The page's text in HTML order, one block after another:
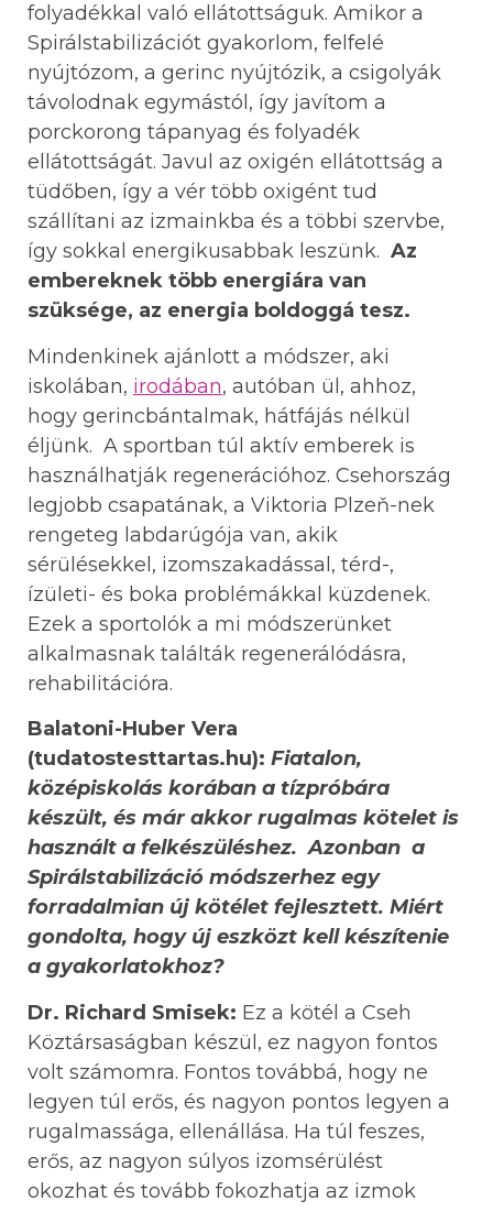
folyadékkal való ellátottságuk. Amikor a
Spirálstabilizációt gyakorlom, felfelé
nyújtózom, a gerinc nyújtózik, a csigolyák
távolodnak egymástól, így javítom a
porckorong tápanyag és folyadék
ellátottságát. Javul az oxigén ellátottság a
tüdőben, így a vér több oxigént tud
szállítani az izmainkba és a többi szervbe,
így sokkal energikusabbak leszünk. Az
embereknek több energiára van
szüksége, az energia boldoggá tesz.
Mindenkinek ajánlott a módszer, aki
iskolában, irodában, autóban ül, ahhoz,
hogy gerincbántalmak, hátfájás nélkül
éljünk. A sportban túl aktív emberek is
használhatják regenerációhoz. Csehország
legjobb csapatának, a Viktoria Plzeň-nek
rengeteg labdarúgója van, akik
sérülésekkel, izomszakadással, térd-,
ízületi- és boka problémákkal küzdenek.
Ezek a sportolók a mi módszerünket
alkalmasnak találták regenerálódásra,
rehabilitációra.
Balatoni-Huber Vera
(tudatostesttartas.hu): Fiatalon,
középiskolás korában a tízpróbára
készült, és már akkor rugalmas kötelet is
használt a felkészüléshez. Azonban a
Spirálstabilizáció módszerhez egy
forradalmian új kötélet fejlesztett. Miért
gondolta, hogy új eszközt kell készítenie
a gyakorlatokhoz?
Dr. Richard Smisek: Ez a kötél a Cseh
Köztársaságban készül, ez nagyon fontos
volt számomra. Fontos továbbá, hogy ne
legyen túl erős, és nagyon pontos legyen a
rugalmassága, ellenállása. Ha túl feszes,
erős, az nagyon súlyos izomsérülést
okozhat és tovább fokozhatja az izmok